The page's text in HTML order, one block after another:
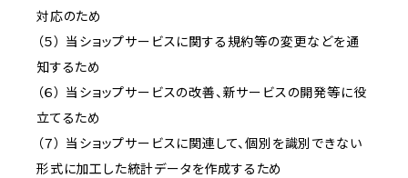
対応のため
（５） 当ショップサービスに関する規約等の変更などを通
知するため
（６） 当ショップサービスの改善、新サービスの開発等に役
立てるため
（７） 当ショップサービスに関連して、個別を識別できない
形式に加工した統計データを作成するため